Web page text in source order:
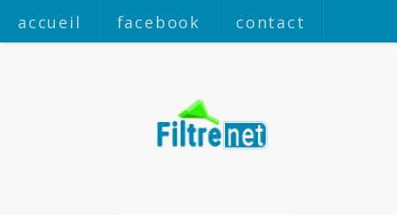
accueil facebook contact